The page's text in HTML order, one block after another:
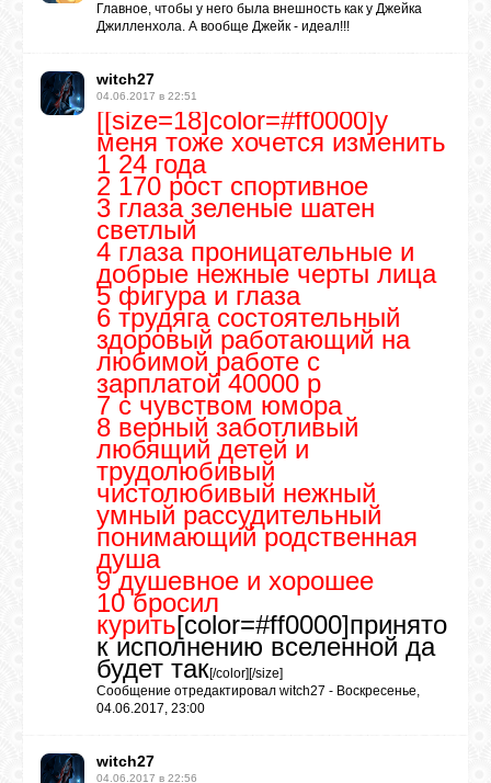
Главное, чтобы у него была внешность как у Джейка
Джилленхола. А вообще Джейк - идеал!!!
witch27
04.06.2017 в 22:51
[[size=18]color=#ff0000]у
меня тоже хочется изменить
1 24 года
2 170 рост спортивное
3 глаза зеленые шатен
светлый
4 глаза проницательные и
добрые нежные черты лица
5 фигура и глаза
6 трудяга состоятельный
здоровый работающий на
любимой работе с
зарплатой 40000 р
7 с чувством юмора
8 верный заботливый
любящий детей и
трудолюбивый
чистолюбивый нежный
умный рассудительный
понимающий родственная
душа
9 душевное и хорошее
10 бросил
курить[color=#ff0000]принято
к исполнению вселенной да
будет так[/color][/size]
Сообщение отредактировал witch27 - Воскресенье,
04.06.2017, 23:00
witch27
04.06.2017 в 22:56